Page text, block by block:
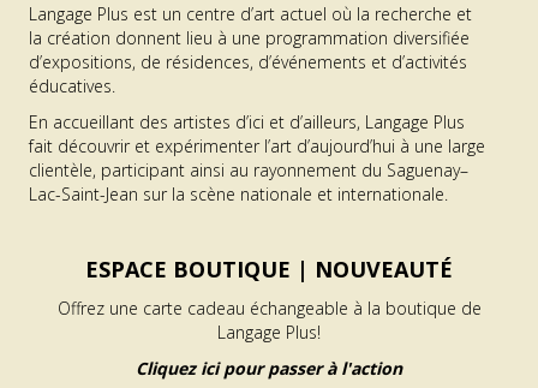
Langage Plus est un centre d’art actuel où la recherche et
la création donnent lieu à une programmation diversifiée
d’expositions, de résidences, d’événements et d’activités
éducatives.
En accueillant des artistes d’ici et d’ailleurs, Langage Plus
fait découvrir et expérimenter l’art d’aujourd’hui à une large
clientèle, participant ainsi au rayonnement du Saguenay–
Lac-Saint-Jean sur la scène nationale et internationale.
ESPACE BOUTIQUE | NOUVEAUTÉ
Offrez une carte cadeau échangeable à la boutique de
Langage Plus!
Cliquez ici pour passer à l'action